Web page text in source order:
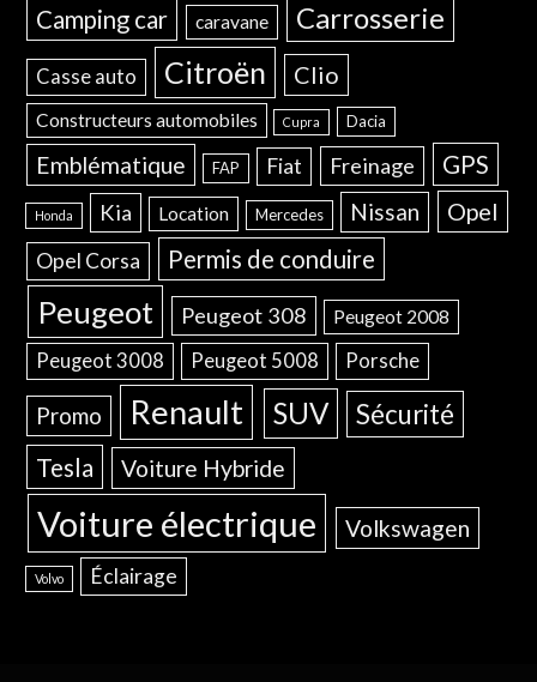
Camping car caravane Carrosserie
Casse auto Citroën Clio
Constructeurs automobiles Cupra Dacia
Emblématique FAP Fiat Freinage GPS
Honda Kia Location Mercedes Nissan Opel
Opel Corsa Permis de conduire
Peugeot Peugeot 308 Peugeot 2008
Peugeot 3008 Peugeot 5008 Porsche
Promo Renault SUV Sécurité
Tesla Voiture Hybride
Voiture électrique Volkswagen
Volvo Éclairage